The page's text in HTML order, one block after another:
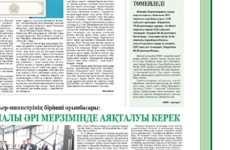
туралы мәлімет
33
облысы полиция
мыңнан астам
қамтамасыз етті
43